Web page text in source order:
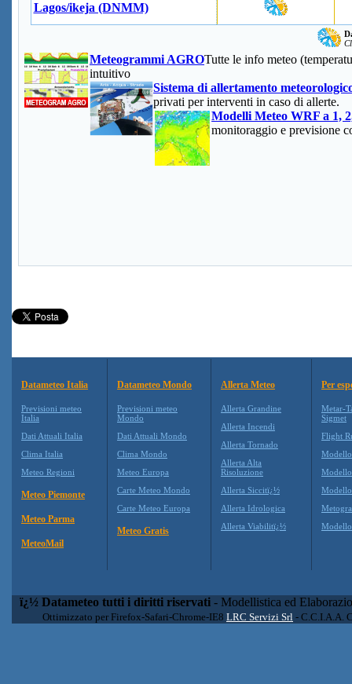
Lagos/ikeja (DNMM)
Meteogrammi AGROTutte le info meteo
intuitivo
Sistema di allertamento
privati per interventi in caso di allerte.
Modelli Meteo WRF a 1,
monitoraggio e previsione
Datameteo Italia
Previsioni meteo
Italia
Dati Attuali Italia
Clima Italia
Meteo Regioni
Meteo Piemonte
Meteo Parma
MeteoMail
Datameteo Mondo
Previsioni meteo
Mondo
Dati Attuali Mondo
Clima Mondo
Meteo Europa
Carte Meteo Mondo
Carte Meteo Europa
Meteo Gratis
Allerta Meteo
Allerta Grandine
Allerta Incendi
Allerta Tornado
Allerta Alta
Risoluzione
Allerta Siccitï¿½
Allerta Idrologica
Allerta Viabilitï¿½
Per
Metar-
Sigmet
Flight
Modello
ï¿½ Datameteo tutti i diritti riservati - Modellistica ed
Ottimizzato per Firefox-Safari-Chrome-IE8 LRC Servizi Srl - C.C.I.A.A.